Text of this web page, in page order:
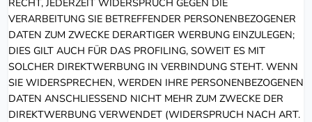
VERARBEITUNG SIE BETREFFENDER PERSONENBEZOGENER
DATEN ZUM ZWECKE DERARTIGER WERBUNG EINZULEGEN;
DIES GILT AUCH FÜR DAS PROFILING, SOWEIT ES MIT
SOLCHER DIREKTWERBUNG IN VERBINDUNG STEHT. WENN
SIE WIDERSPRECHEN, WERDEN IHRE PERSONENBEZOGENEN
DATEN ANSCHLIESSEND NICHT MEHR ZUM ZWECKE DER
DIREKTWERBUNG VERWENDET (WIDERSPRUCH NACH ART.